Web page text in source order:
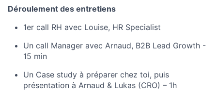
Déroulement des entretiens
1er call RH avec Louise, HR Specialist
Un call Manager avec Arnaud, B2B Lead Growth -
15 min
Un Case study à préparer chez toi, puis
présentation à Arnaud & Lukas (CRO) – 1h